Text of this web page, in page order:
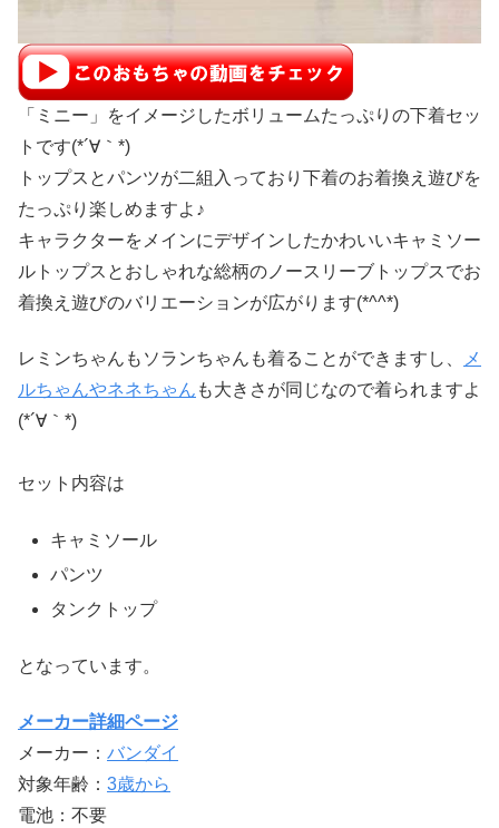
「ミニー」をイメージしたボリュームたっぷりの下着セッ
トです(*´∀｀*)
トップスとパンツが二組入っており下着のお着換え遊びを
たっぷり楽しめますよ♪
キャラクターをメインにデザインしたかわいいキャミソー
ルトップスとおしゃれな総柄のノースリーブトップスでお
着換え遊びのバリエーションが広がります(*^^*)
レミンちゃんもソランちゃんも着ることができますし、
メ
ルちゃんやネネちゃん も大きさが同じなので着られますよ
(*´∀｀*)
セット内容は
キャミソール
パンツ
タンクトップ
となっています。
メーカー詳細ページ
メーカー： バンダイ
対象年齢： 3歳から
電池：不要